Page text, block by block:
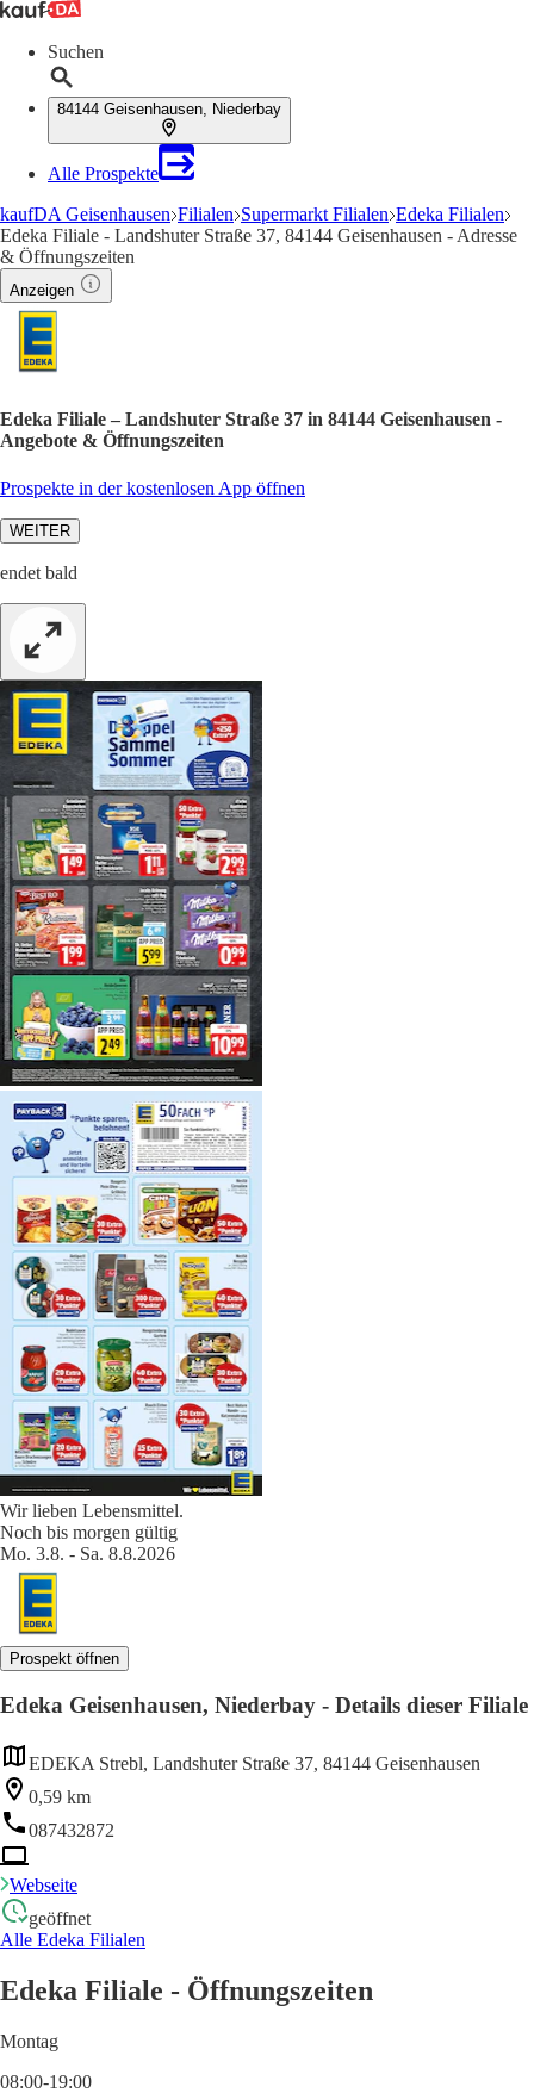
Suchen
84144 Geisenhausen, Niederbay
Alle Prospekte
kaufDA Geisenhausen Filialen Supermarkt Filialen Edeka Filialen
Edeka Filiale - Landshuter Straße 37, 84144 Geisenhausen - Adresse
& Öffnungszeiten
Anzeigen
Edeka Filiale – Landshuter Straße 37 in 84144 Geisenhausen -
Angebote & Öffnungszeiten
Prospekte in der kostenlosen App öffnen
WEITER
endet bald
Wir lieben Lebensmittel.
Noch bis morgen gültig
Mo. 3.8. - Sa. 8.8.2026
Prospekt öffnen
Edeka Geisenhausen, Niederbay - Details dieser Filiale
EDEKA Strebl, Landshuter Straße 37, 84144 Geisenhausen
0,59 km
087432872
Webseite
geöffnet
Alle Edeka Filialen
Edeka Filiale - Öffnungszeiten
Montag
08:00-19:00